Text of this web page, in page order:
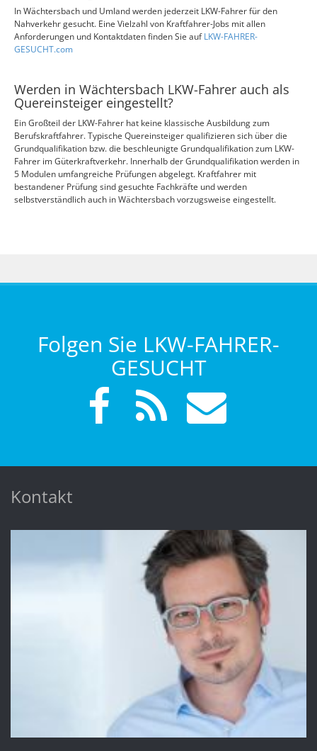
In Wächtersbach und Umland werden jederzeit LKW-Fahrer für den
Nahverkehr gesucht. Eine Vielzahl von Kraftfahrer-Jobs mit allen
Anforderungen und Kontaktdaten finden Sie aufLKW-FAHRER-
GESUCHT.com
Werden in Wächtersbach LKW-Fahrer auch als
Quereinsteiger eingestellt?
Ein Großteil der LKW-Fahrer hat keine klassische Ausbildung zum
Berufskraftfahrer. Typische Quereinsteiger qualifizieren sich über die
Grundqualifikation bzw. die beschleunigte Grundqualifikation zum LKW-
Fahrer im Güterkraftverkehr. Innerhalb der Grundqualifikation werden in
5 Modulen umfangreiche Prüfungen abgelegt. Kraftfahrer mit
bestandener Prüfung sind gesuchte Fachkräfte und werden
selbstverständlich auch in Wächtersbach vorzugsweise eingestellt.
Folgen Sie LKW-FAHRER-
GESUCHT
Kontakt